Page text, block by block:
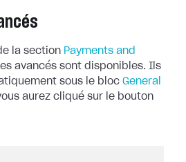
la section Payments and
avancés sont disponibles. Ils
sous le bloc General
aurez cliqué sur le bouton